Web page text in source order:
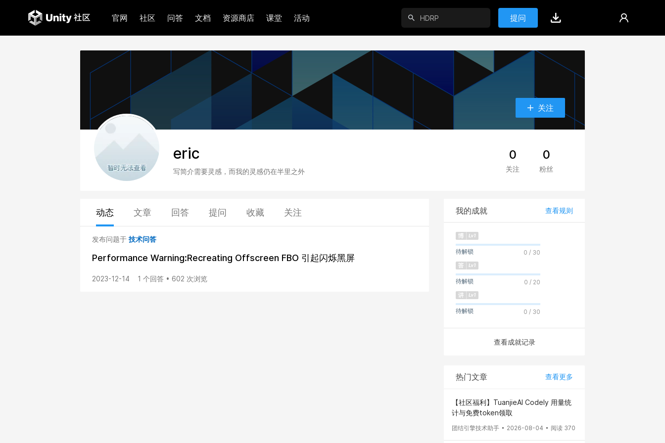
官网 社区 问答 文档 资源商店 课堂 活动 提问
关注
eric
写简介需要灵感，而我的灵感仍在半里之外
0
关注
0
粉丝
动态 文章 回答 提问 收藏 关注
发布问题于 技术问答
Performance Warning:Recreating Offscreen FBO 引起闪烁黑屏
2023-12-14 1 个回答 • 602 次浏览
我的成就 查看规则
待解锁 0 / 30
待解锁 0 / 20
待解锁 0 / 30
查看成就记录
热门文章 查看更多
【社区福利】TuanjieAI Codely 用量统
计与免费token领取
团结引擎技术助手 2026-08-04 阅读 370